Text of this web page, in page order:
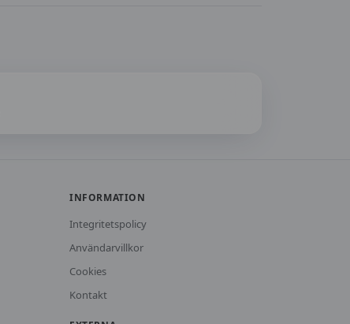
INFORMATION
Integritetspolicy
Användarvillkor
Cookies
Kontakt